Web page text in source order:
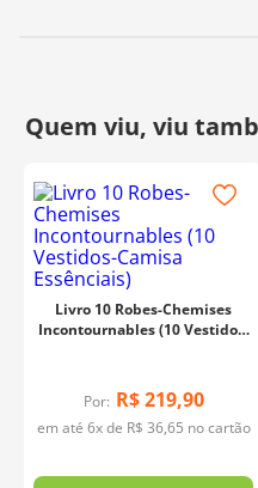
Livro 10 Robes-Chemises
Incontournables (10 Vestidos-
Por: R$ 219,90
em até 6x de R$ 36,65 no cartão